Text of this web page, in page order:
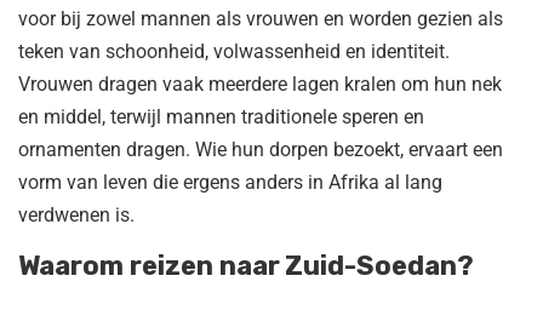
voor bij zowel mannen als vrouwen en worden gezien als
teken van schoonheid, volwassenheid en identiteit.
Vrouwen dragen vaak meerdere lagen kralen om hun nek
en middel, terwijl mannen traditionele speren en
ornamenten dragen. Wie hun dorpen bezoekt, ervaart een
vorm van leven die ergens anders in Afrika al lang
verdwenen is.
Waarom reizen naar Zuid-Soedan?